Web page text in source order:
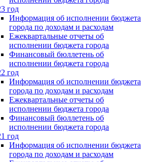
год
Информация об исполнении бюджета
города по доходам и расходам
Ежеквартальные отчеты об
исполнении бюджета города
Финансовый бюллетень об
исполнении бюджета города
год
Информация об исполнении бюджета
города по доходам и расходам
Ежеквартальные отчеты об
исполнении бюджета города
Финансовый бюллетень об
исполнении бюджета города
год
Информация об исполнении бюджета
города по доходам и расходам